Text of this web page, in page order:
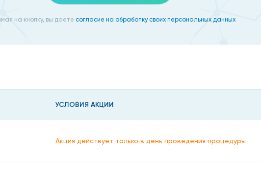
пешие походы, например, спортсмены, военные, также часто
на кнопку, вы даете согласие на обработку своих персональных данных
УСЛОВИЯ АКЦИИ
Акция действует только в день проведения процедуры